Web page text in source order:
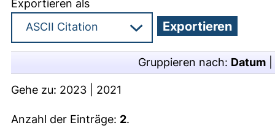
Exportieren als
Gruppieren nach: Datum
Gehe zu: 2023 2021
Anzahl der Einträge: 2.